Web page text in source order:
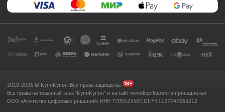
2010-2026 © КупиКупон. Все права защищены.
Все права на товарный знак "КупиКупон" и на сайт www.kupikupon.ru принадлежат
OOO «Агентство цифровых решений» ИНН 7705523387, ОГРН 1127747063212